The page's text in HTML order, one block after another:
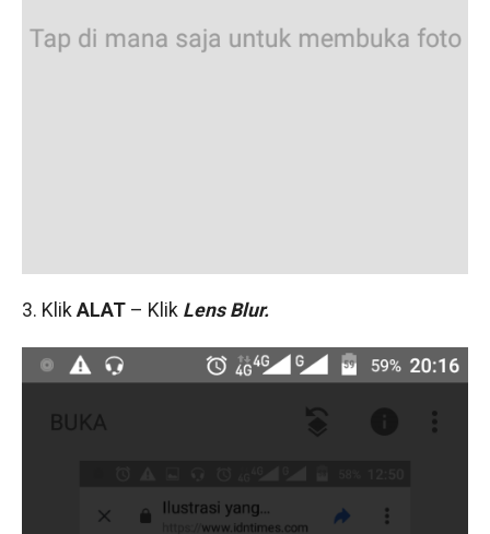
3. Klik ALAT– Klik Lens Blur.